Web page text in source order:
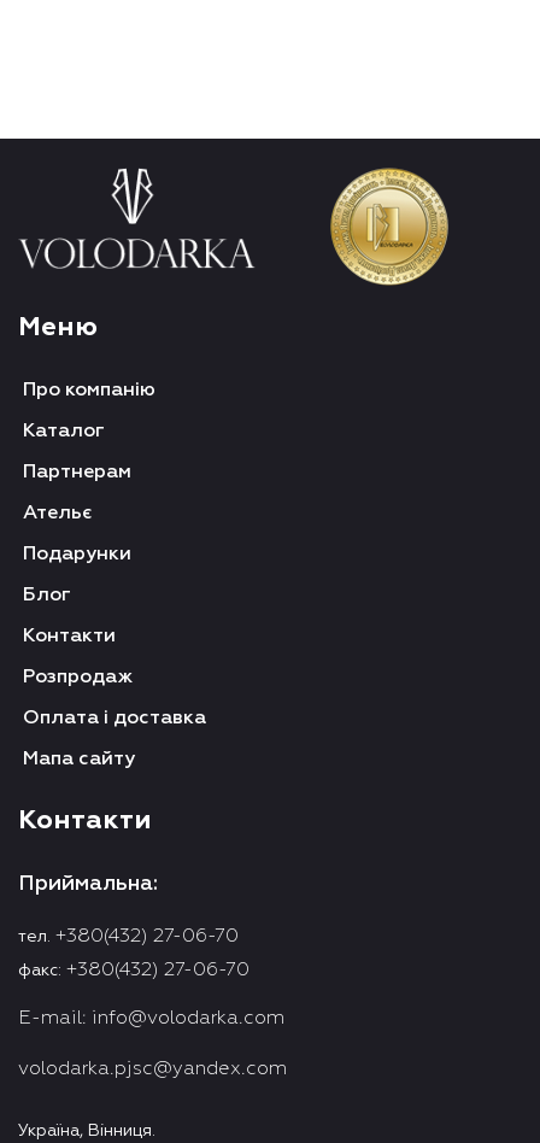
Меню
Про компанію
Каталог
Партнерам
Ательє
Подарунки
Блог
Контакти
Розпродаж
Оплата і доставка
Мапа сайту
Контакти
Приймальна:
тел. +380(432) 27-06-70
факс: +380(432) 27-06-70
E-mail: info@volodarka.com
volodarka.pjsc@yandex.com
Україна, Вінниця.